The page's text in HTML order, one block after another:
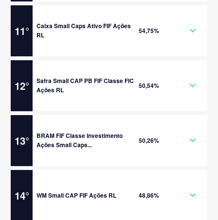
11°
Caixa Small Caps Ativo FIF Ações
RL
54,75%
12°
Safra Small CAP PB FIF Classe FIC
Ações RL
50,54%
13°
BRAM FIF Classe Investimento
Ações Small Caps...
50,26%
14° WM Small CAP FIF Ações RL 48,86%